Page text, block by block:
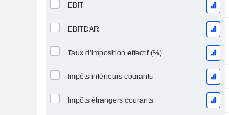
EBIT
EBITDAR
Taux d’imposition effectif (%)
Impôts intérieurs courants
Impôts étrangers courants